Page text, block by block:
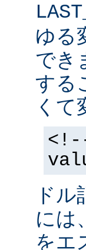
ゆる
でき
する
くて
ド
には
をエ